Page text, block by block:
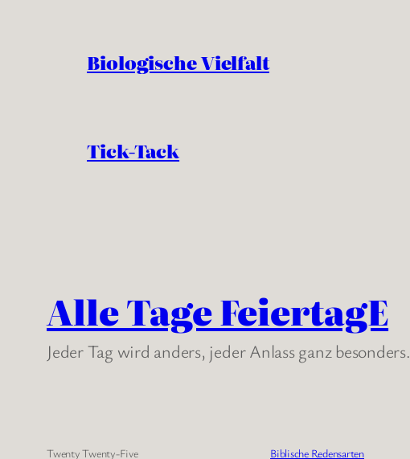
Biologische Vielfalt
Tick-Tack
Alle Tage FeiertagE
Jeder Tag wird anders, jeder Anlass ganz besonders.
Twenty Twenty-Five Biblische Redensarten